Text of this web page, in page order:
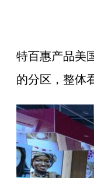
特百惠产品美
的分区，整体